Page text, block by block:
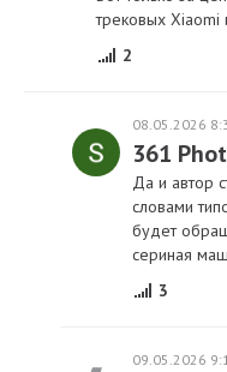
трековых Xiaomi
2
08.05.2026
361
Да и автор
словами
будет
сериная
3
09.05.2026